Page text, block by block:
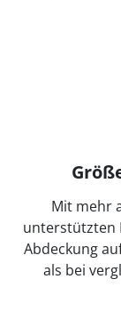
Mit mehr
unterstützten
Abdeckung
als bei